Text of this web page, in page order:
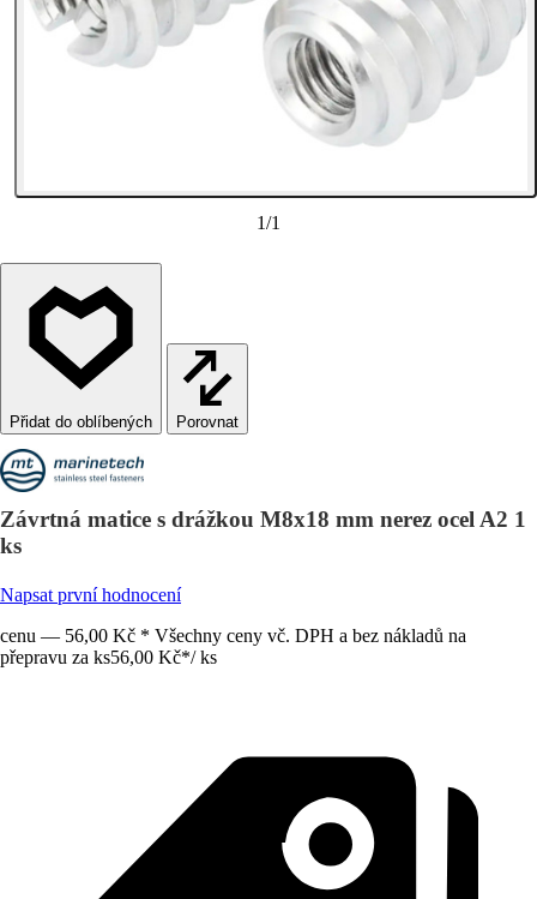
1/1
Porovnat
Závrtná matice s drážkou M8x18 mm nerez ocel A2 1
ks
Napsat první hodnocení
cenu — 56,00 Kč * Všechny ceny vč. DPH a bez nákladů na
přepravu za ks56,00 Kč*/ ks